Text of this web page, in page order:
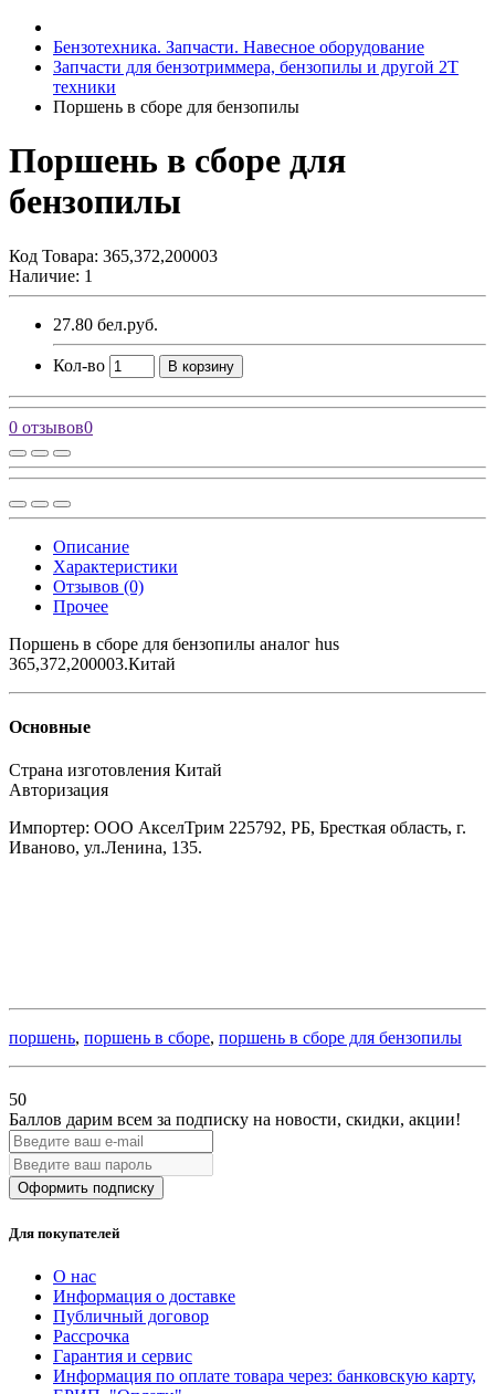
Бензотехника. Запчасти. Навесное оборудование
Запчасти для бензотриммера, бензопилы и другой 2Т
техники
Поршень в сборе для бензопилы
Поршень в сборе для
бензопилы
Код Товара: 365,372,200003
Наличие: 1
27.80 бел.руб.
Кол-во В корзину
0 отзывов0
Описание
Характеристики
Отзывов (0)
Прочее
Поршень в сборе для бензопилы аналог hus
365,372,200003.Китай
Основные
Страна изготовления Китай
Авторизация
Импортер: ООО АкселТрим 225792, РБ, Бресткая область, г.
Иваново, ул.Ленина, 135.
поршень, поршень в сборе, поршень в сборе для бензопилы
50
Баллов дарим всем за подписку на новости, скидки, акции!
Оформить подписку
Для покупателей
О нас
Информация о доставке
Публичный договор
Рассрочка
Гарантия и сервис
Информация по оплате товара через: банковскую карту,